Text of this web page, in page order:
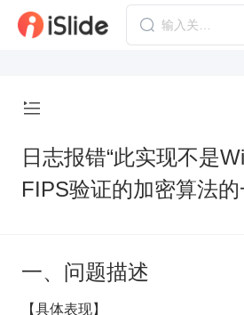
日志报错“此实现不是
FIPS验证的加密算法的
一、问题描述
【具体表现】